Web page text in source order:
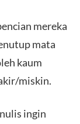
mereka
mata
kaum
miskin.
ingin